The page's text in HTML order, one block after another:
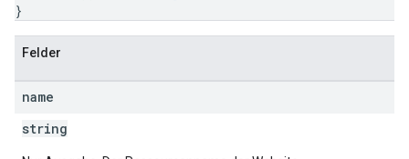
}
Felder
name
string